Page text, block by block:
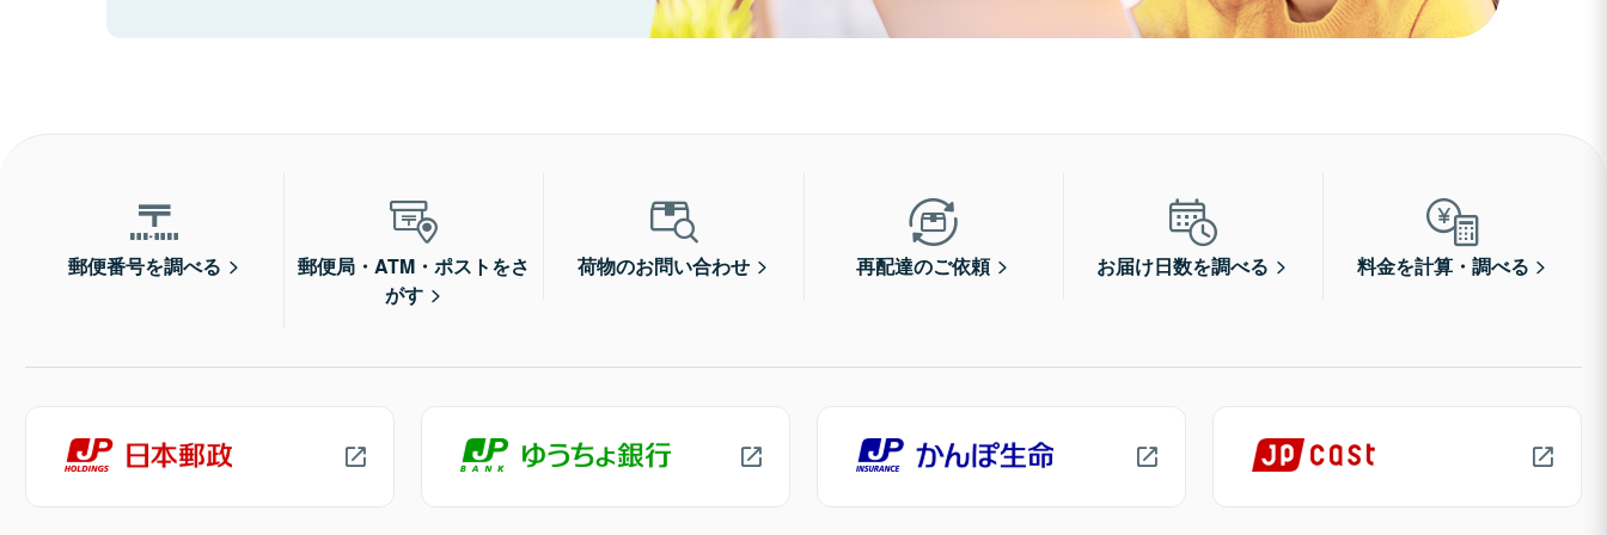
郵便番号を調べる
郵便局・ATM・ポストをさ
がす
荷物のお問い合わせ 再配達のご依頼 お届け日数を調べる 料金を計算・調べる